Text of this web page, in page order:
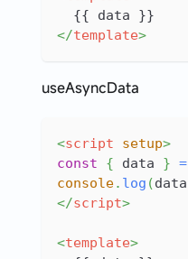
  {{ data }}
</template>
useAsyncData
<script setup>
const
{ data } =
console. log (data
</script>
<template>